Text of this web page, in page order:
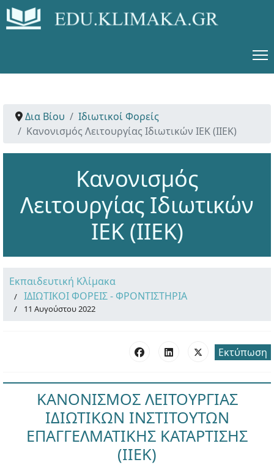
Δια Βίου
Ιδιωτικοί Φορείς
Κανονισμός Λειτουργίας Ιδιωτικών ΙΕΚ (ΙΙΕΚ)
Κανονισμός
Λειτουργίας Ιδιωτικών
ΙΕΚ (ΙΙΕΚ)
Εκπαιδευτική Κλίμακα
ΙΔΙΩΤΙΚΟΙ ΦΟΡΕΙΣ - ΦΡΟΝΤΙΣΤΗΡΙΑ
11 Αυγούστου 2022
Εκτύπωση
ΚΑΝΟΝΙΣΜΟΣ ΛΕΙΤΟΥΡΓΙΑΣ
ΙΔΙΩΤΙΚΩΝ ΙΝΣΤΙΤΟΥΤΩΝ
ΕΠΑΓΓΕΛΜΑΤΙΚΗΣ ΚΑΤΑΡΤΙΣΗΣ
(ΙΙΕΚ)